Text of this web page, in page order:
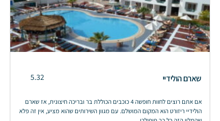
שארם הולידיי 5.32
אם אתם רוצים לחוות חופשה 4 כוכבים הכוללת בר ובריכה חיצונית, אז שארם
הולידיי ריזורט הוא המקום המושלם. עם מגוון השירותים שהוא מציע, אין זה פלא